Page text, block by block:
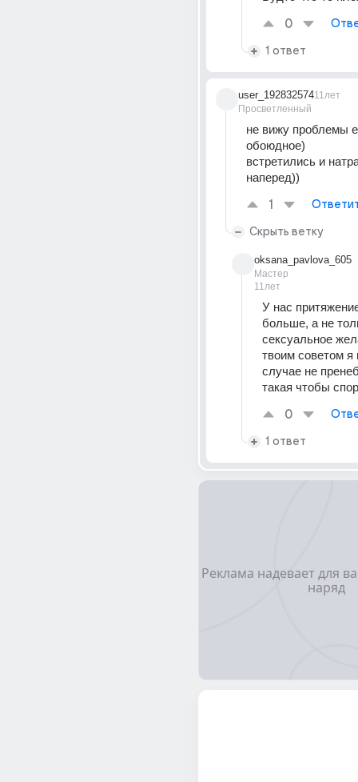
0
1 ответ
user_192832574
Просветленный
11лет
не вижу проблемы
обоюдное)
встретились и
наперед))
1
Скрыть ветку
oksana_pavlova_605
Мастер
11лет
У нас
больше, а не
сексуальное
твоим советом я
случае не
такая чтобы
0
1 ответ